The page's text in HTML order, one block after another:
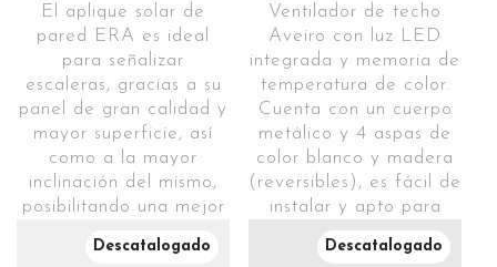
venta
exclusiva
LEROY
MERLIN
Encuentra
este
ventilador
de
techo
de
venta
en
movimiento
y
encendido
automático
de la luz
ALTA
LUMINOSIDAD
Permite
iluminar
El aplique solar de
pared ERA es ideal
para señalizar
escaleras, gracias a su
panel de gran calidad y
mayor superficie, así
como a la mayor
inclinación del mismo,
posibilitando una mejor
proporcionado más
Ventilador de techo
Aveiro con luz LED
integrada y memoria de
temperatura de color.
Cuenta con un cuerpo
metálico y 4 aspas de
color blanco y madera
(reversibles), es fácil de
instalar y apto para
15º). Cuenta con motor
Descatalogado Descatalogado